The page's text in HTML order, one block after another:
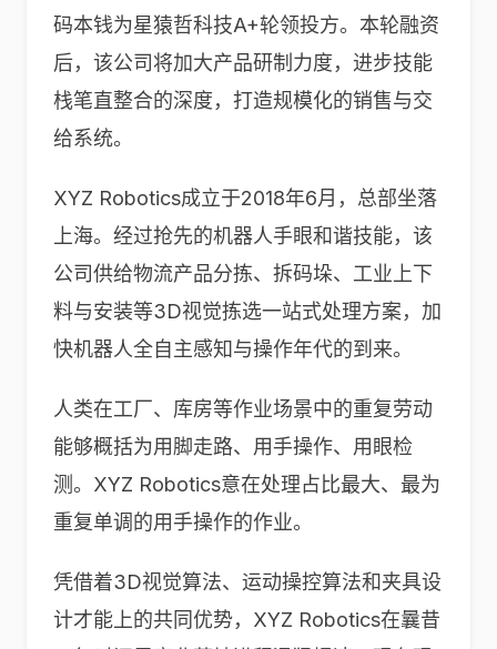
码本钱为星猿哲科技A+轮领投方。本轮融资
后，该公司将加大产品研制力度，进步技能
栈笔直整合的深度，打造规模化的销售与交
给系统。
XYZ Robotics成立于2018年6月，总部坐落
上海。经过抢先的机器人手眼和谐技能，该
公司供给物流产品分拣、拆码垛、工业上下
料与安装等3D视觉拣选一站式处理方案，加
快机器人全自主感知与操作年代的到来。
人类在工厂、库房等作业场景中的重复劳动
能够概括为用脚走路、用手操作、用眼检
测。XYZ Robotics意在处理占比最大、最为
重复单调的用手操作的作业。
凭借着3D视觉算法、运动操控算法和夹具设
计才能上的共同优势，XYZ Robotics在曩昔